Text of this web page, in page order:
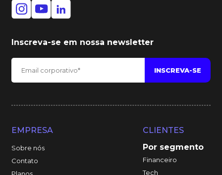
Inscreva-se em nossa newsletter
EMPRESA
Sobre nós
Contato
CLIENTES
Por segmento
Financeiro
Tech